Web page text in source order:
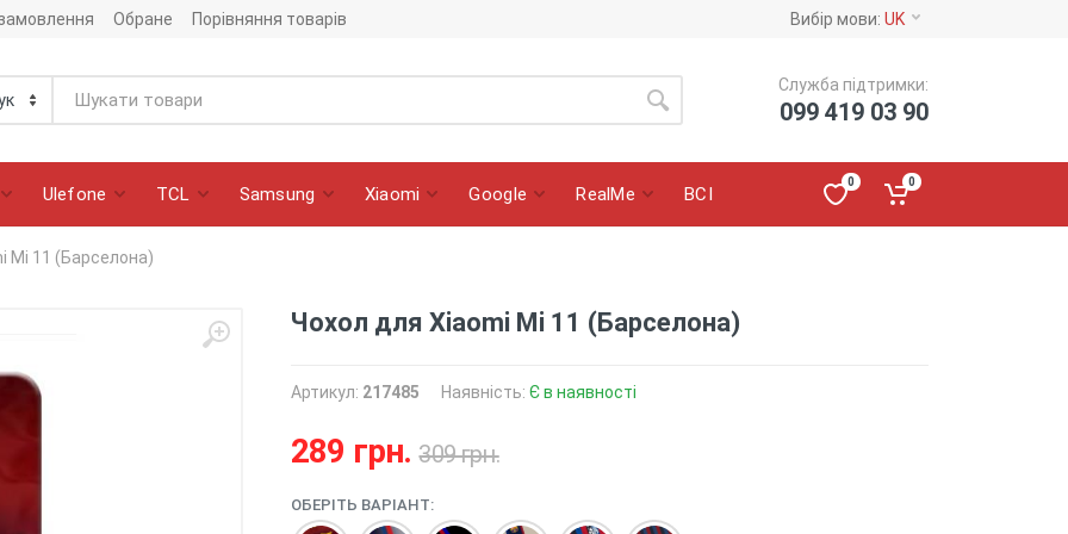
Обране Порівняння товарів Вибір мови: UK
Служба підтримки:
099 419 03 90
Ulefone TCL Samsung Xiaomi Google RealMe ВСІ
0 0
Mi 11 (Барселона)
Чохол для Xiaomi Mi 11 (Барселона)
Артикул: 217485 Наявність: Є в наявності
289 грн.309 грн.
ОБЕРІТЬ ВАРІАНТ: